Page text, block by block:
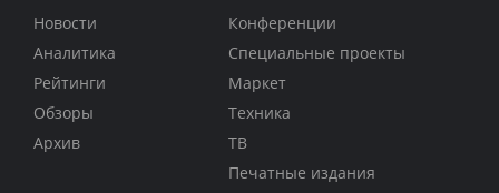
Новости
Аналитика
Рейтинги
Обзоры
Архив
Конференции
Специальные проекты
Маркет
Техника
ТВ
Печатные издания